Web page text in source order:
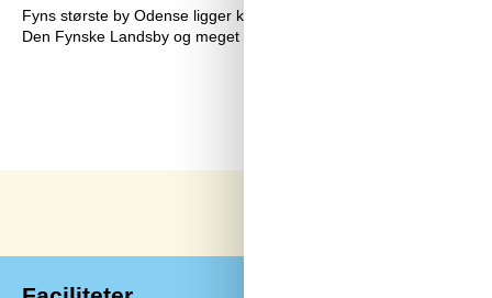
Fyns største by Odense ligger kun 25 minutters kørsel fra
Den Fynske Landsby og meget mere.